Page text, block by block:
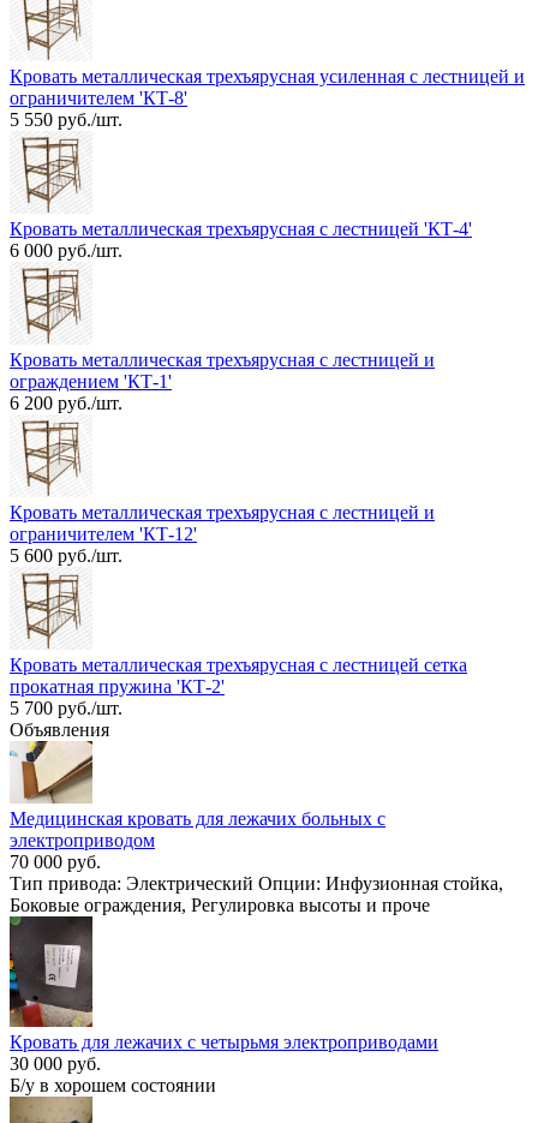
Кровать металлическая трехъярусная усиленная с лестницей и
ограничителем 'КТ-8'
5 550 руб./шт.
Кровать металлическая трехъярусная с лестницей 'КТ-4'
6 000 руб./шт.
Кровать металлическая трехъярусная с лестницей и
ограждением 'КТ-1'
6 200 руб./шт.
Кровать металлическая трехъярусная с лестницей и
ограничителем 'КТ-12'
5 600 руб./шт.
Кровать металлическая трехъярусная с лестницей сетка
прокатная пружина 'КТ-2'
5 700 руб./шт.
Объявления
Медицинская кровать для лежачих больных с
электроприводом
70 000 руб.
Тип привода: Электрический Опции: Инфузионная стойка,
Боковые ограждения, Регулировка высоты и проче
Кровать для лежачих с четырьмя электроприводами
30 000 руб.
Б/у в хорошем состоянии